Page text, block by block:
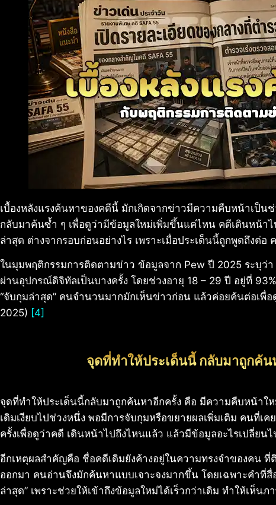
เบื้องหลังแรงค้นหาของคดีนี้ มักเกิดจากข่าวมีความคืบหน้าเป็น
กลับมาค้นซ้ำ ๆ เพื่อดูว่ามีข้อมูลใหม่เพิ่มขึ้นแค่ไหน คดีเดินหน้าไ
ล่าสุด ต่างจากรอบก่อนอย่างไร เพราะเมื่อประเด็นนี้ถูกพูดถึงต่
ในมุมพฤติกรรมการติดตามข่าว ข้อมูลจาก Pew ปี 2025 ระบุว่
ผ่านอุปกรณ์ดิจิทัลเป็นบางครั้ง โดยช่วงอายุ 18 – 29 ปี อยู่ที่
“จับกุมล่าสุด” คนจำนวนมากมักเห็นข่าวก่อน แล้วค่อยค้นต่อเพื่อ
2025) [4]
จุดที่ทำให้ประเด็นนี้ กลับมาถูกค้น
จุดที่ทำให้ประเด็นนี้กลับมาถูกค้นหาอีกครั้ง คือ มีความคืบหน้าใ
เดิมเงียบไปช่วงหนึ่ง พอมีการจับกุมหรือขยายผลเพิ่มเติม คนที่เ
ครั้งเพื่อดูว่าคดี เดินหน้าไปถึงไหนแล้ว แล้วมีข้อมูลอะไรเปลี่ยนไ
อีกเหตุผลสำคัญคือ ชื่อคดีเดิมยังค้างอยู่ในความทรงจำของคน
ออกมา คนอ่านจึงมักค้นหาแบบเจาะจงมากขึ้น โดยเฉพาะคำที่สื่
ล่าสุด” เพราะช่วยให้เข้าถึงข้อมูลใหม่ได้เร็วกว่าเดิม ทำให้เห็น